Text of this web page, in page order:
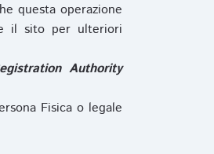
questa operazione
il sito per ulteriori
Authority
Fisica o legale